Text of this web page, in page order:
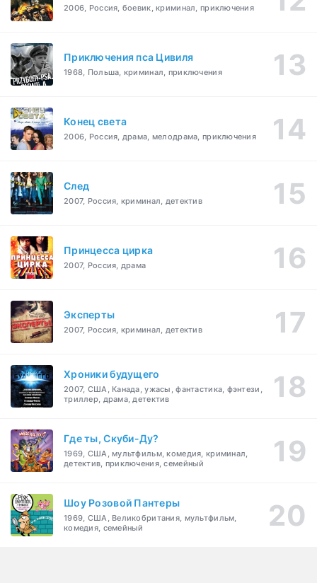
2006, Россия, боевик, криминал, приключения
Приключения пса Цивиля
1968, Польша, криминал, приключения
Конец света
2006, Россия, драма, мелодрама, приключения
След
2007, Россия, криминал, детектив
Принцесса цирка
2007, Россия, драма
Эксперты
2007, Россия, криминал, детектив
Хроники будущего
2007, США, Канада, ужасы, фантастика, фэнтези,
триллер, драма, детектив
Где ты, Скуби-Ду?
1969, США, мультфильм, комедия, криминал,
детектив, приключения, семейный
Шоу Розовой Пантеры
1969, США, Великобритания, мультфильм,
комедия, семейный